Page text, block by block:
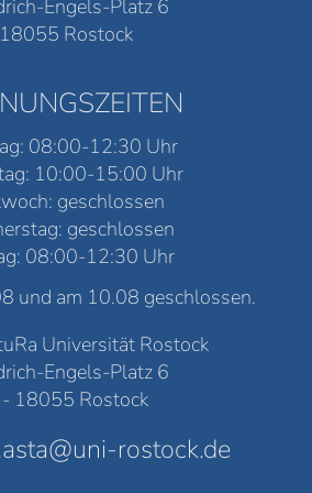
Engels-Platz 6
18055 Rostock
08:00-12:30 Uhr
10:00-15:00 Uhr
geschlossen
geschlossen
08:00-12:30 Uhr
und am 10.08 geschlossen.
Universität Rostock
Engels-Platz 6
18055 Rostock
rostock.de